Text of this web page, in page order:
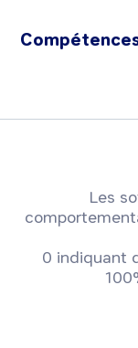
Les
0 indiquant